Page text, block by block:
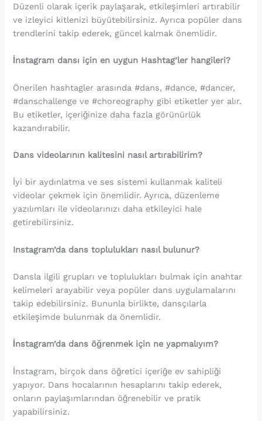
Düzenli olarak içerik paylaşarak, etkileşimleri artırabilir
ve izleyici kitlenizi büyütebilirsiniz. Ayrıca popüler dans
trendlerini takip ederek, güncel kalmak önemlidir.
İnstagram dansı için en uygun Hashtag’ler hangileri?
Önerilen hashtagler arasında #dans, #dance, #dancer,
#danschallenge ve #choreography gibi etiketler yer alır.
Bu etiketler, içeriğinize daha fazla görünürlük
kazandırabilir.
Dans videolarının kalitesini nasıl artırabilirim?
İyi bir aydınlatma ve ses sistemi kullanmak kaliteli
videolar çekmek için önemlidir. Ayrıca, düzenleme
yazılımları ile videolarınızı daha etkileyici hale
getirebilirsiniz.
Instagram’da dans toplulukları nasıl bulunur?
Dansla ilgili grupları ve toplulukları bulmak için anahtar
kelimeleri arayabilir veya popüler dans uygulamalarını
takip edebilirsiniz. Bununla birlikte, dansçılarla
etkileşimde bulunmak da önemlidir.
İnstagram’da dans öğrenmek için ne yapmalıyım?
İnstagram, birçok dans öğretici içeriğe ev sahipliği
yapıyor. Dans hocalarının hesaplarını takip ederek,
onların paylaşımlarından öğrenebilir ve pratik
yapabilirsiniz.